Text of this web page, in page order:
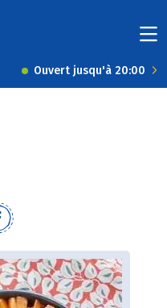
Ouvert jusqu'à 20:00